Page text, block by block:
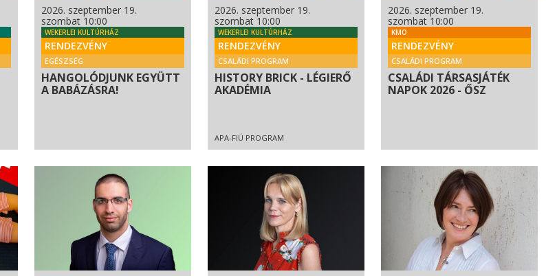
2026. szeptember 19.
szombat 10:00
WEKERLEI KULTÚRHÁZ
RENDEZVÉNY
EGÉSZSÉG
HANGOLÓDJUNK EGYÜTT
A BABÁZÁSRA!
2026. szeptember 19.
szombat 10:00
WEKERLEI KULTÚRHÁZ
RENDEZVÉNY
CSALÁDI PROGRAM
HISTORY BRICK - LÉGIERŐ
AKADÉMIA
APA-FIÚ PROGRAM
2026. szeptember 19.
szombat 10:00
KMO
RENDEZVÉNY
CSALÁDI PROGRAM
CSALÁDI TÁRSASJÁTÉK
NAPOK 2026 - ŐSZ